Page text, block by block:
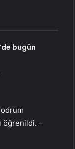
bugün
öğrenildi. –